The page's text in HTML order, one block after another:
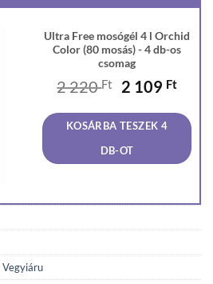
Ultra Free mosógél 4 l Orchid
Color (80 mosás) - 4 db-os
csomag
2 220Ft
Original
was:
2
220 Ft.
2 109 Ft
is:
109
KOSÁRBA TESZEK 4
DB-OT
Vegyiáru